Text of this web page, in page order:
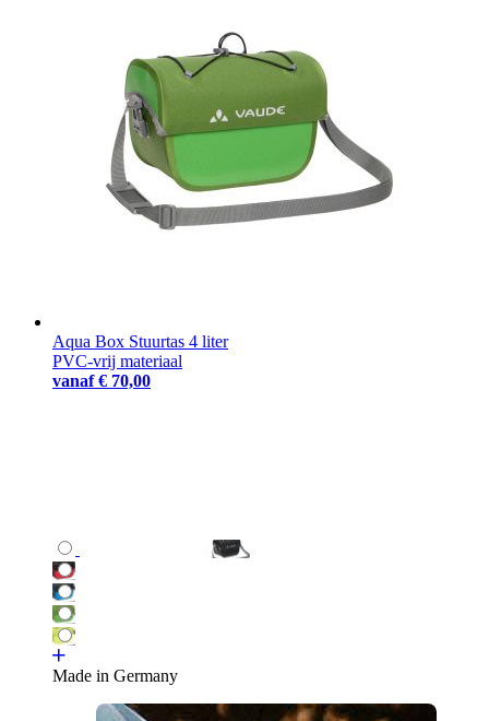
Aqua Box Stuurtas 4 liter
PVC-vrij materiaal
vanaf € 70,00
Made in Germany